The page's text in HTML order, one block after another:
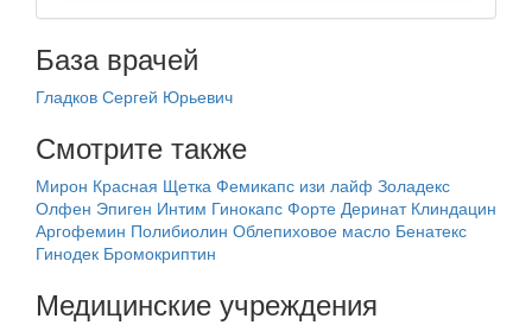
База врачей
Гладков Сергей Юрьевич
Смотрите также
Мирон Красная Щетка Фемикапс изи лайф Золадекс
Олфен Эпиген Интим Гинокапс Форте Деринат Клиндацин
Аргофемин Полибиолин Облепиховое масло Бенатекс
Гинодек Бромокриптин
Медицинские учреждения